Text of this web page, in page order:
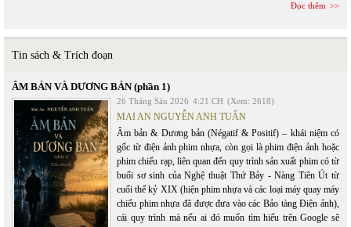
Đọc thêm
Tin sách & Trích đoạn
ÂM BẢN VÀ DƯƠNG BẢN (phần 1)
26 Tháng Sáu 2026 4:21 CH (Xem: 2618)
MAI AN NGUYỄN ANH TUẤN
Âm bản & Dương bản (Négatif & Positif) – khái niệm có
gốc từ điện ảnh phim nhựa, còn gọi là phim điện ảnh hoặc
phim chiếu rạp, liên quan đến quy trình sản xuất phim có từ
buổi sơ sinh của Nghệ thuật Thứ Bảy - Nàng Tiên Út từ
cuối thế kỷ XIX (hiện phim nhựa và các loại máy quay máy
chiếu phim nhựa đã được đưa vào các Bảo tàng Điện ảnh),
cái quy trình mà nếu ai đó muốn tìm hiểu trên Google sẽ